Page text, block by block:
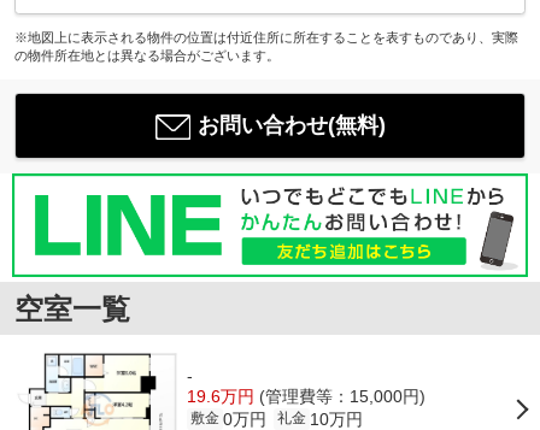
※地図上に表示される物件の位置は付近住所に所在することを表すものであり、実際
の物件所在地とは異なる場合がございます。
お問い合わせ(無料)
空室一覧
-
19.6万円 (管理費等：15,000円)
敷金 0万円 礼金 10万円